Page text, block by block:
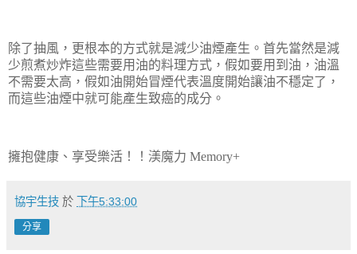
除了抽風，更根本的方式就是減少油煙產生。首先當然是減
少煎煮炒炸這些需要用油的料理方式，假如要用到油，油溫
不需要太高，假如油開始冒煙代表溫度開始讓油不穩定了，
而這些油煙中就可能產生致癌的成分。
擁抱健康、享受樂活！！渼魔力 Memory+
協宇生技 於 下午5:33:00
分享